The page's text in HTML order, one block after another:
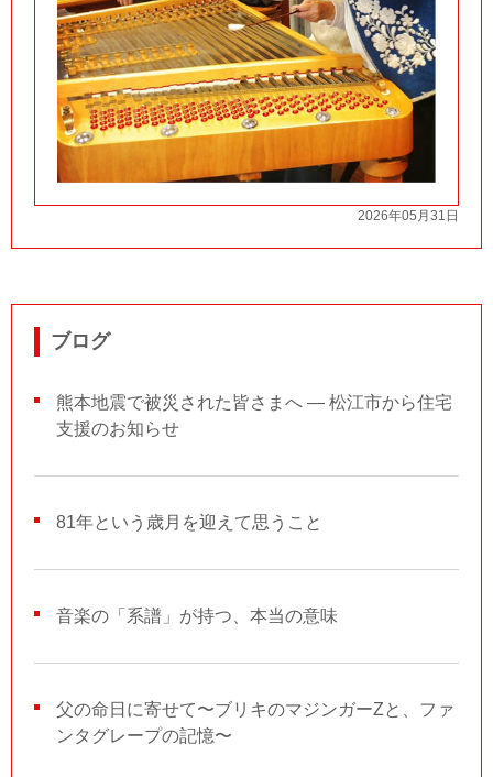
2026年05月31日
ブログ
熊本地震で被災された皆さまへ ― 松江市から住宅
支援のお知らせ
81年という歳月を迎えて思うこと
音楽の「系譜」が持つ、本当の意味
父の命日に寄せて〜ブリキのマジンガーZと、ファ
ンタグレープの記憶〜